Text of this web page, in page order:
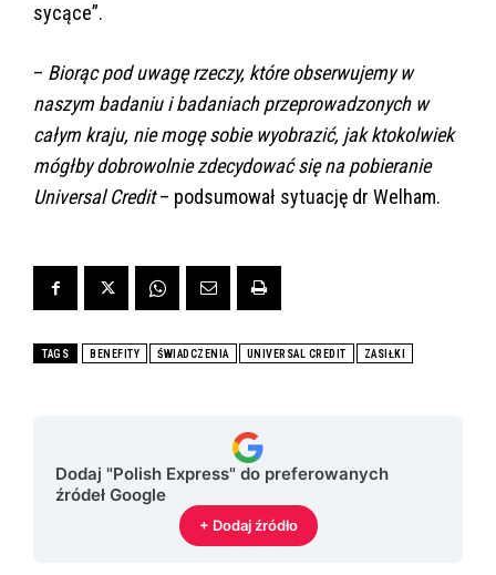
sycące”.
– Biorąc pod uwagę rzeczy, które obserwujemy w
naszym badaniu i badaniach przeprowadzonych w
całym kraju, nie mogę sobie wyobrazić, jak ktokolwiek
mógłby dobrowolnie zdecydować się na pobieranie
Universal Credit– podsumował sytuację dr Welham.
TAGS BENEFITY ŚWIADCZENIA UNIVERSAL CREDIT ZASIŁKI
Dodaj "Polish Express" do preferowanych
źródeł Google
+ Dodaj źródło